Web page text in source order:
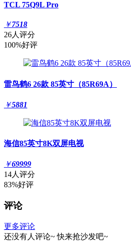
TCL 75Q9L Pro
￥7518
26人评分
100%好评
雷鸟鹤6 26款 85英寸（85R69A）
￥5881
海信85英寸8K双屏电视
￥69999
14人评分
83%好评
评论
更多评论
还没有人评论~ 快来抢沙发吧~